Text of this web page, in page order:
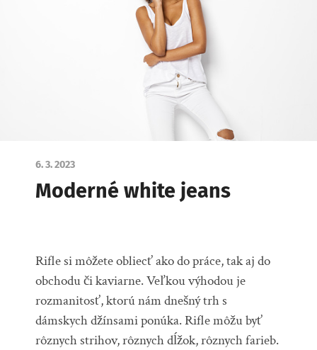
6. 3. 2023
Moderné white jeans
Rifle si môžete obliecť ako do práce, tak aj do
obchodu či kaviarne. Veľkou výhodou je
rozmanitosť, ktorú nám dnešný trh s
dámskych džínsami ponúka.Rifle môžu byť
rôznych strihov, rôznych dĺžok, rôznych farieb.